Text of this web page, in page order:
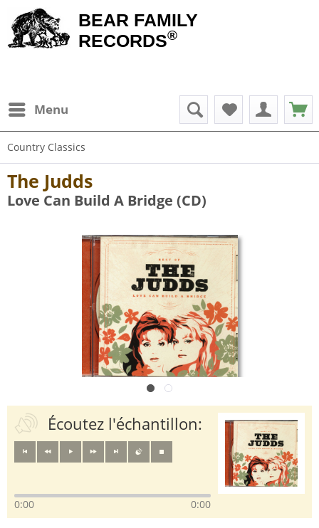
BEAR FAMILY
RECORDS®
Menu
Country Classics
The Judds
Love Can Build A Bridge (CD)
Écoutez l'échantillon:
0:00 0:00